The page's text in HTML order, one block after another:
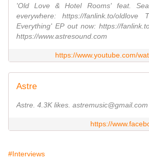
'Old Love & Hotel Rooms' feat.
everywhere: https://fanlink.to/oldlove
Everything' EP out now: https://
https://www.astresound.com
https://www.youtube.com/
Astre
Astre. 4.3K likes. astremusic@gmail.com
https://
#Interviews